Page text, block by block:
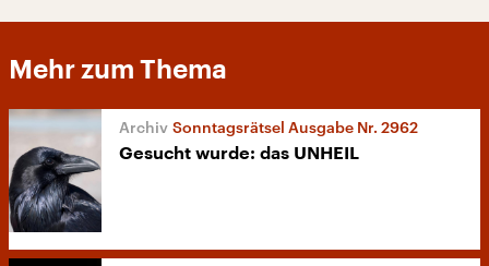
Mehr zum Thema
Sonntagsrätsel Ausgabe Nr. 2962
Gesucht wurde: das UNHEIL